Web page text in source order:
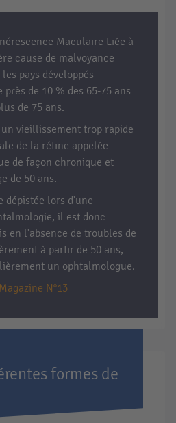
Maculaire Liée à
cause de malvoyance
pays développés
près de 10 % des 65-75 ans
de 75 ans.
vieillissement trop rapide
de la rétine appelée
de façon chronique et
de 50 ans.
dépistée lors d’une
il est donc
en l’absence de troubles de
à partir de 50 ans,
un ophtalmologue.
N°13
formes de